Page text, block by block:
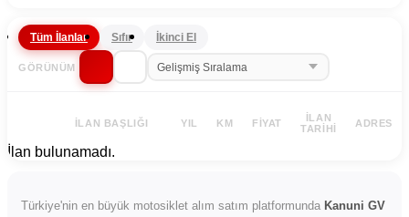
Tüm İlanlar Sıfır İkinci El
GÖRÜNÜM
İLAN BAŞLIĞI YIL KM FIYAT
İLAN
TARIHI
ADRES
İlan bulunamadı.
Türkiye'nin en büyük motosiklet alım satım platformunda Kanuni GV